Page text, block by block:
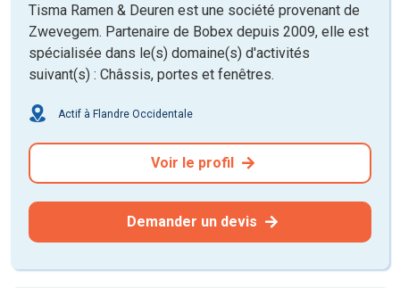
Tisma Ramen & Deuren est une société provenant de
Zwevegem. Partenaire de Bobex depuis 2009, elle est
spécialisée dans le(s) domaine(s) d'activités
suivant(s) : Châssis, portes et fenêtres.
Actif à Flandre Occidentale
Voir le profil
Demander un devis